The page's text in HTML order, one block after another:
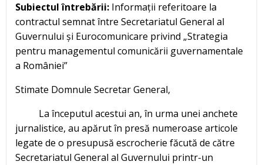
Subiectul întrebării: Informații referitoare la
contractul semnat între Secretariatul General al
Guvernului și Eurocomunicare privind „Strategia
pentru managementul comunicării guvernamentale
a României”
Stimate Domnule Secretar General,
La începutul acestui an, în urma unei anchete
jurnalistice, au apărut în presă numeroase articole
legate de o presupusă escrocherie făcută de către
Secretariatul General al Guvernului printr-un